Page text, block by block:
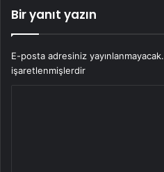
Bir yanıt yazın
E-posta adresiniz yayınlanmayacak.
işaretlenmişlerdir